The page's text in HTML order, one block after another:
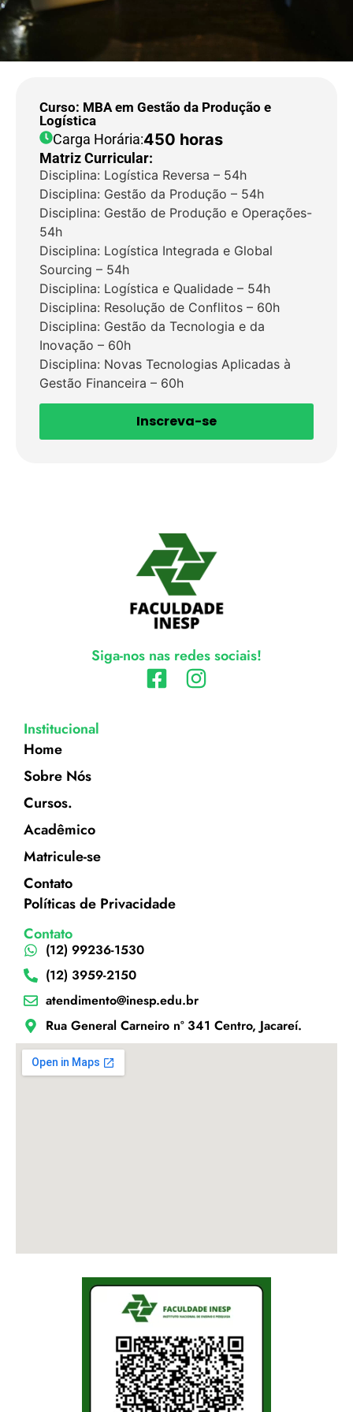
Curso: MBA em Gestão da Produção e
Logística
Carga Horária:450 horas
Matriz Curricular:
Disciplina: Logística Reversa – 54h
Disciplina: Gestão da Produção – 54h
Disciplina: Gestão de Produção e Operações-
54h
Disciplina: Logística Integrada e Global
Sourcing – 54h
Disciplina: Logística e Qualidade – 54h
Disciplina: Resolução de Conflitos – 60h
Disciplina: Gestão da Tecnologia e da
Inovação – 60h
Disciplina: Novas Tecnologias Aplicadas à
Gestão Financeira – 60h
Inscreva-se
Siga-nos nas redes sociais!
Institucional
Home
Sobre Nós
Cursos.
Acadêmico
Matricule-se
Contato
Políticas de Privacidade
Contato
(12) 99236-1530
(12) 3959-2150
atendimento@inesp.edu.br
Rua General Carneiro nº 341 Centro, Jacareí.